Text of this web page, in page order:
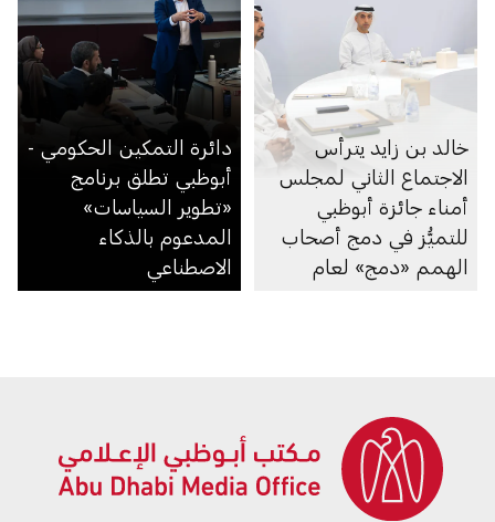
خالد بن زايد يترأس
الاجتماع الثاني لمجلس
أمناء جائزة أبوظبي
للتميُّز في دمج أصحاب
الهمم «دمج» لعام
دائرة التمكين الحكومي -
أبوظبي تطلق برنامج
«تطوير السياسات»
المدعوم بالذكاء
الاصطناعي